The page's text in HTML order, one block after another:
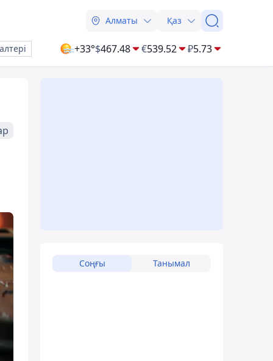
Алматы Қаз
+33°$467.48 €539.52 ₽5.73
Соңғы Танымал